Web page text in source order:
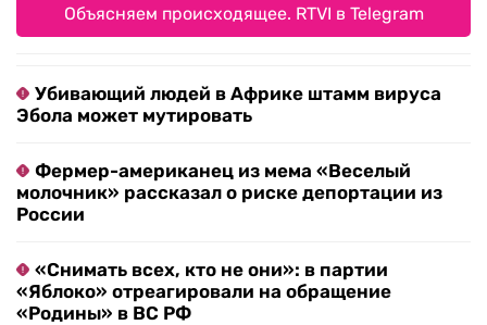
Объясняем происходящее. RTVI в Telegram
Убивающий людей в Африке штамм вируса
Эбола может мутировать
Фермер-американец из мема «Веселый
молочник» рассказал о риске депортации из
России
«Снимать всех, кто не они»: в партии
«Яблоко» отреагировали на обращение
«Родины» в ВС РФ